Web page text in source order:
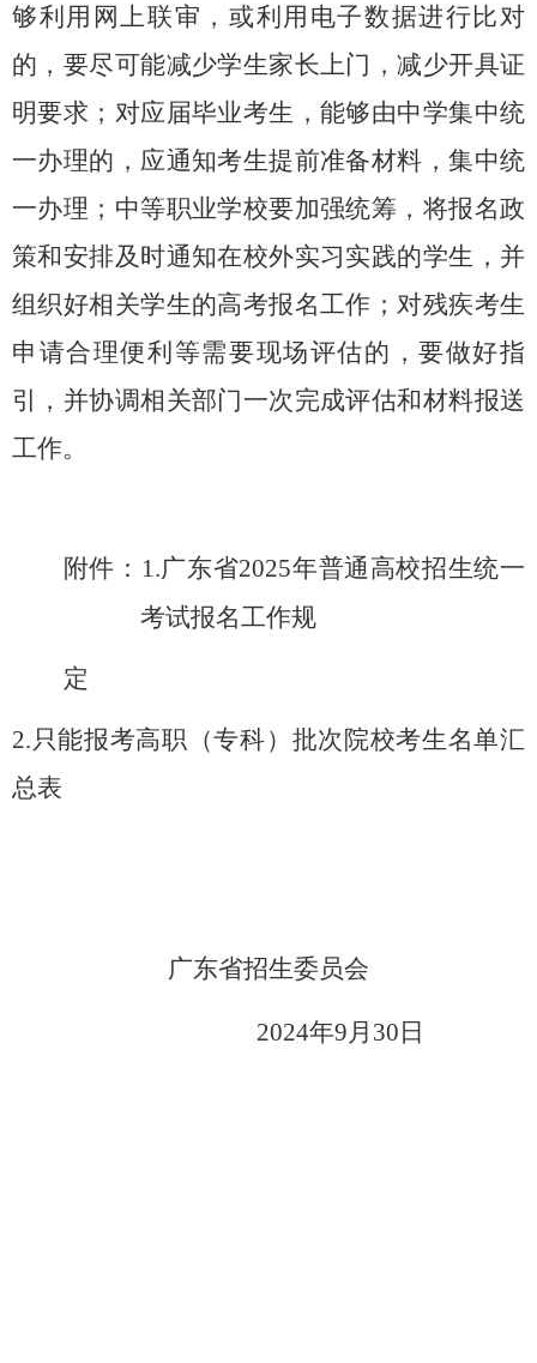
够利用网上联审，或利用电子数据进行比对
的，要尽可能减少学生家长上门，减少开具证
明要求；对应届毕业考生，能够由中学集中统
一办理的，应通知考生提前准备材料，集中统
一办理；中等职业学校要加强统筹，将报名政
策和安排及时通知在校外实习实践的学生，并
组织好相关学生的高考报名工作；对残疾考生
申请合理便利等需要现场评估的，要做好指
引，并协调相关部门一次完成评估和材料报送
工作。
附件： 1 .广东省2025年普通高校招生统一
考试报名工作规
定
2. 只能报考高职（专科）批次院校考生名单汇
总表
广东省招生委员会
2024年9 月 30 日